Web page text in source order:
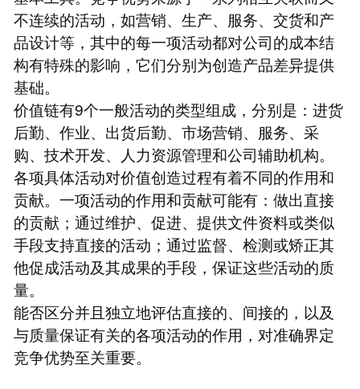
不连续的活动，如营销、生产、服务、交货和产
品设计等，其中的每一项活动都对公司的成本结
构有特殊的影响，它们分别为创造产品差异提供
基础。
价值链有9个一般活动的类型组成，分别是：进货
后勤、作业、出货后勤、市场营销、服务、采
购、技术开发、人力资源管理和公司辅助机构。
各项具体活动对价值创造过程有着不同的作用和
贡献。一项活动的作用和贡献可能有：做出直接
的贡献；通过维护、促进、提供文件资料或类似
手段支持直接的活动；通过监督、检测或矫正其
他促成活动及其成果的手段，保证这些活动的质
量。
能否区分并且独立地评估直接的、间接的，以及
与质量保证有关的各项活动的作用，对准确界定
竞争优势至关重要。